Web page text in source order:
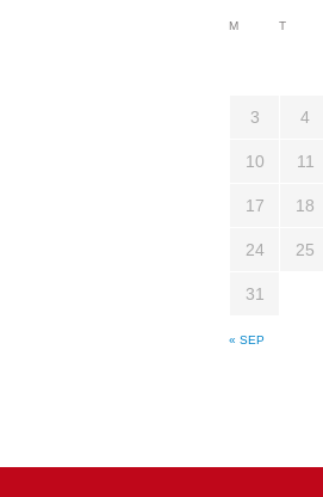
M T
« SEP
3 4
10 11
17 18
24 25
31